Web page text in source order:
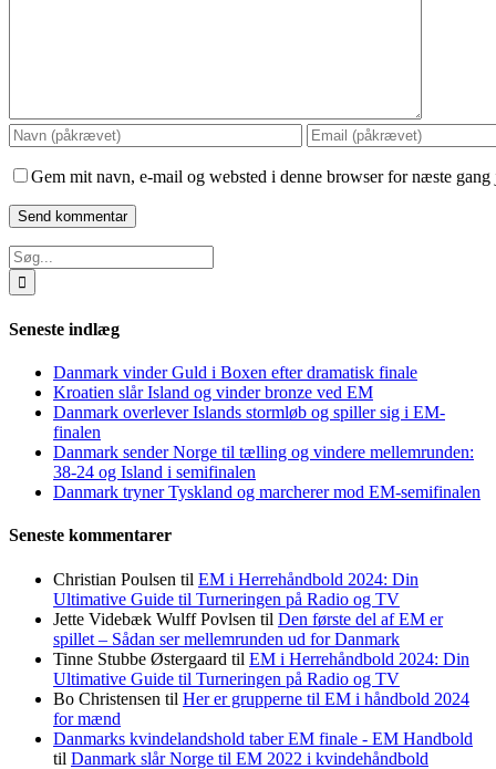
Gem mit navn, e-mail og websted i denne browser for næste gang
Søg
efter:
Seneste indlæg
Danmark vinder Guld i Boxen efter dramatisk finale
Kroatien slår Island og vinder bronze ved EM
Danmark overlever Islands stormløb og spiller sig i EM-
finalen
Danmark sender Norge til tælling og vindere mellemrunden:
38-24 og Island i semifinalen
Danmark tryner Tyskland og marcherer mod EM-semifinalen
Seneste kommentarer
Christian Poulsen til EM i Herrehåndbold 2024: Din
Ultimative Guide til Turneringen på Radio og TV
Jette Videbæk Wulff Povlsen til Den første del af EM er
spillet – Sådan ser mellemrunden ud for Danmark
Tinne Stubbe Østergaard til EM i Herrehåndbold 2024: Din
Ultimative Guide til Turneringen på Radio og TV
Bo Christensen til Her er grupperne til EM i håndbold 2024
for mænd
Danmarks kvindelandshold taber EM finale - EM Handbold
til Danmark slår Norge til EM 2022 i kvindehåndbold